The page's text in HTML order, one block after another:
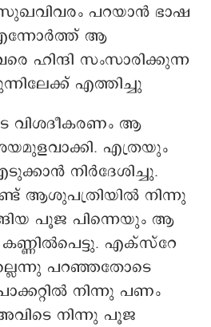
പറയാൻ ഭാഷ
ആ
ഹിന്ദി സംസാരിക്കുന്ന
എത്തിച്ചു
വിശദീകരണം ആ
എത്രയും
നിർദേശിച്ചു.
ആശുപത്രിയിൽ നിന്നു
പൂജ പിന്നെയും ആ
എക്സ്റേ
പറഞ്ഞതോടെ
നിന്നു പണം
നിന്നു പൂജ